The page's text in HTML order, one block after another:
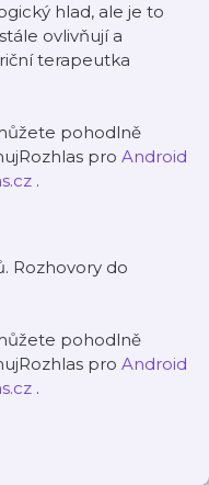
hlad, ale je to
ovlivňují a
terapeutka
pohodlně
pro Android
.
Rozhovory do
pohodlně
pro Android
.